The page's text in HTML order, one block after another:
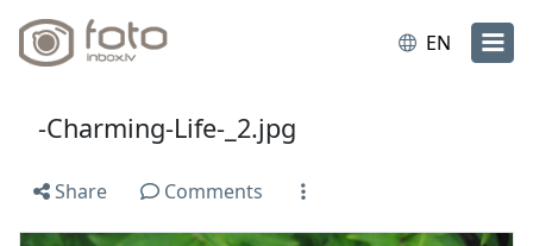
EN
-Charming-Life-_2.jpg
Share Comments